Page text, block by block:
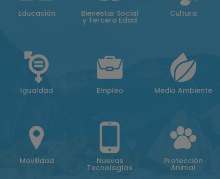
Educación Bienestar Social
y Tercera Edad
Cultura
Igualdad Empleo Medio Ambiente
Movilidad Nuevas
Tecnologías
Protección
Animal